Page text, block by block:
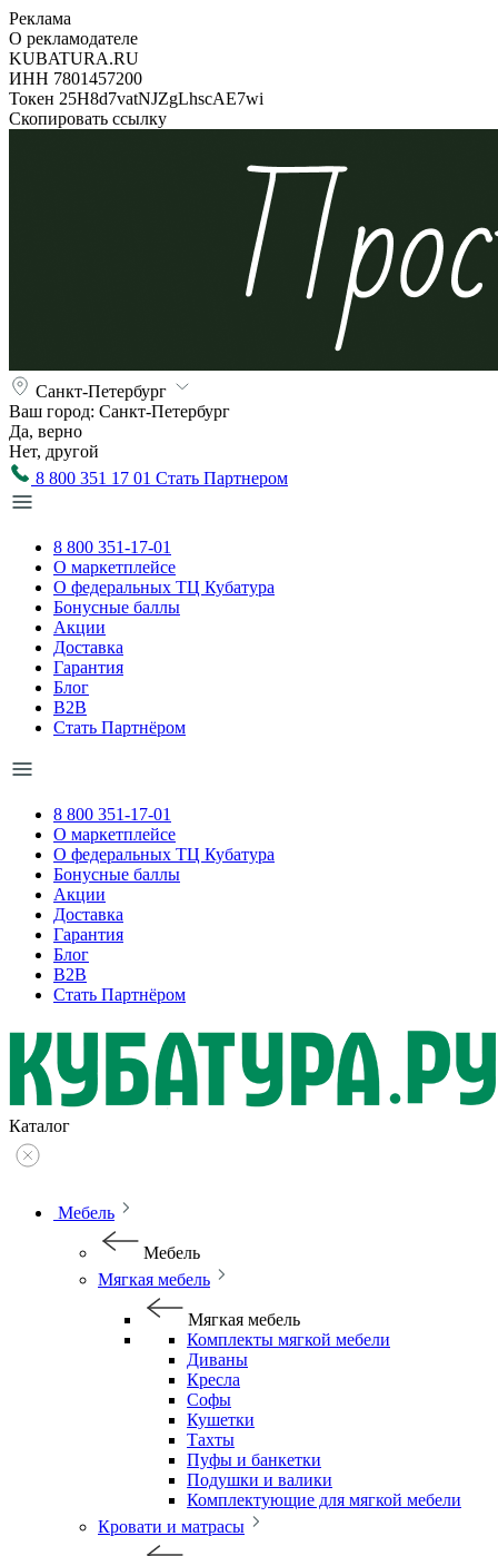
Реклама
О рекламодателе
KUBATURA.RU
ИНН 7801457200
Токен 25H8d7vatNJZgLhscAE7wi
Скопировать ссылку
Санкт-Петербург
Ваш город: Санкт-Петербург
Да, верно
Нет, другой
8 800 351 17 01 Стать Партнером
8 800 351-17-01
О маркетплейсе
О федеральных ТЦ Кубатура
Бонусные баллы
Акции
Доставка
Гарантия
Блог
B2B
Стать Партнёром
8 800 351-17-01
О маркетплейсе
О федеральных ТЦ Кубатура
Бонусные баллы
Акции
Доставка
Гарантия
Блог
B2B
Стать Партнёром
Каталог
Мебель
Мебель
Мягкая мебель
Мягкая мебель
Комплекты мягкой мебели
Диваны
Кресла
Софы
Кушетки
Тахты
Пуфы и банкетки
Подушки и валики
Комплектующие для мягкой мебели
Кровати и матрасы